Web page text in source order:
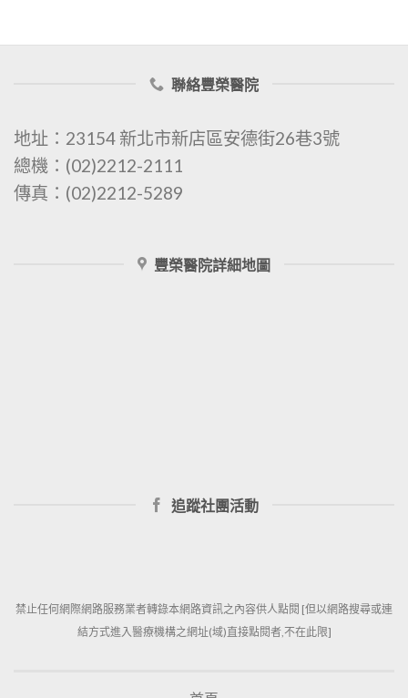
聯絡豐榮醫院
地址：23154 新北市新店區安德街26巷3號
總機：(02)2212-2111
傳真：(02)2212-5289
豐榮醫院詳細地圖
追蹤社團活動
禁止任何網際網路服務業者轉錄本網路資訊之內容供人點閱 [但以網路搜尋或連
結方式進入醫療機構之網址(域)直接點閱者,不在此限]